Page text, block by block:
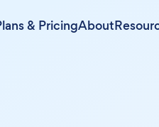
& PricingAbout